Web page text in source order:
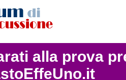
alla prova